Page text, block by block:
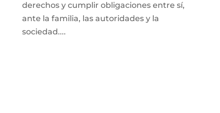
derechos y cumplir obligaciones entre sí,
ante la familia, las autoridades y la
sociedad....